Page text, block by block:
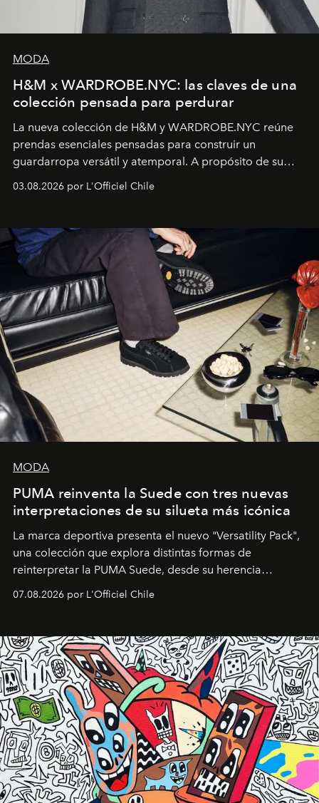
MODA
H&M x WARDROBE.NYC: las claves de una
colección pensada para perdurar
La nueva colección de H&M y WARDROBE.NYC reúne
prendas esenciales pensadas para construir un
guardarropa versátil y atemporal. A propósito de su
lanzamiento, los fundadores de la firma neoyorquina y
la asesora creativa y jefa de diseño global de la marca
y la filosofía detrás de la propuesta.
03.08.2026 por L'Officiel Chile
MODA
PUMA reinventa la Suede con tres nuevas
interpretaciones de su silueta más icónica
La marca deportiva presenta el nuevo "Versatility Pack",
una colección que explora distintas formas de
reinterpretar la PUMA Suede, desde su herencia
deportiva hasta una mirada moderna inspirada en el
diseño y el universo outdoor.
07.08.2026 por L'Officiel Chile